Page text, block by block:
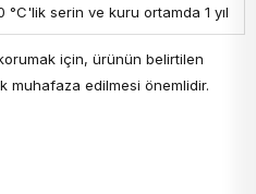
°C'lik serin ve kuru ortamda 1 yıl
için, ürünün belirtilen
muhafaza edilmesi önemlidir.